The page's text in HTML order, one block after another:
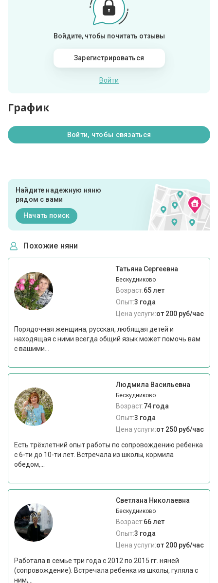
Войдите, чтобы почитать отзывы
Зарегистрироваться
Войти
График
Войти, чтобы связаться
Найдите надежную няню
рядом с вами
Начать поиск
Похожие няни
Татьяна Сергеевна
Бескудниково
Возраст:65 лет
Опыт:3 года
Цена услуги:от 200 руб/час
Порядочная женщина, русская, любящая детей и
находящая с ними всегда общий язык может помочь вам
с вашими...
Людмила Васильевна
Бескудниково
Возраст:74 года
Опыт:3 года
Цена услуги:от 250 руб/час
Есть трёхлетний опыт работы по сопровождению ребенка
с 6-ти до 10-ти лет. Встречала из школы, кормила
обедом,...
Светлана Николаевна
Бескудниково
Возраст:66 лет
Опыт:3 года
Цена услуги:от 200 руб/час
Работала в семье три года с 2012 по 2015 гг. няней
(сопровождение). Встречала ребенка из школы, гуляла с
ним,...